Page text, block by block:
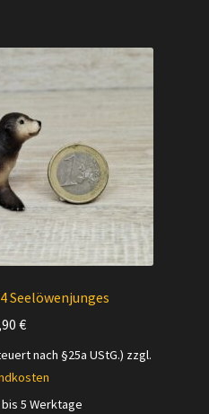
Seelöwenjunges
€
nach §25a UStG.) zzgl.
bis 5 Werktage